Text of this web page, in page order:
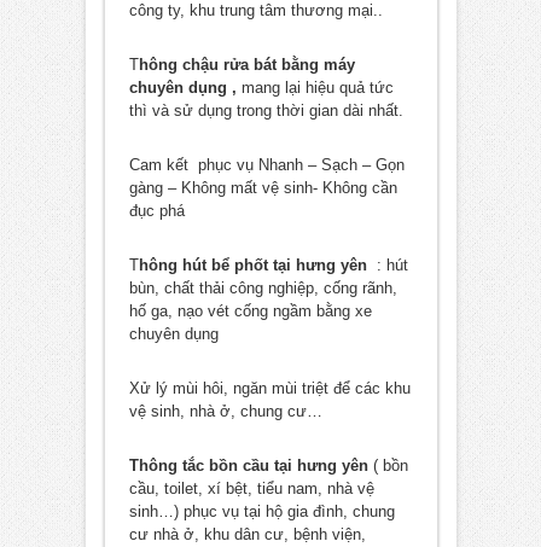
công ty, khu trung tâm thương mại..
Thông chậu rửa bát bằng máy
chuyên dụng , mang lại hiệu quả tức
thì và sử dụng trong thời gian dài nhất.
Cam kết phục vụ Nhanh – Sạch – Gọn
gàng – Không mất vệ sinh- Không cần
đục phá
Thông hút bể phốt tại hưng yên : hút
bùn, chất thải công nghiệp, cống rãnh,
hố ga, nạo vét cống ngầm bằng xe
chuyên dụng
Xử lý mùi hôi, ngăn mùi triệt để các khu
vệ sinh, nhà ở, chung cư…
Thông tắc bồn cầu tại hưng yên( bồn
cầu, toilet, xí bệt, tiểu nam, nhà vệ
sinh…) phục vụ tại hộ gia đình, chung
cư nhà ở, khu dân cư, bệnh viện,